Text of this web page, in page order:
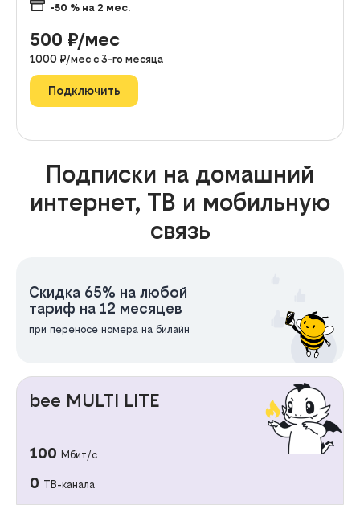
-50 % на 2 мес.
500 ₽/мес
1000 ₽/мес с 3-го месяца
Подключить
Подписки на домашний
интернет, ТВ и мобильную
связь
Скидка 65% на любой
тариф на 12 месяцев
при переносе номера на билайн
bee MULTI LITE
100 Мбит/с
0 ТВ-канала